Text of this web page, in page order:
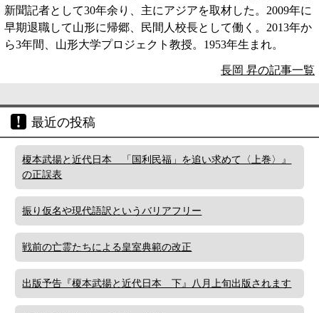
新聞記者として30年余り、主にアジアを取材した。2009年に
早期退職して山形に帰郷、民間人校長として働く。2013年か
ら3年間、山形大学プロジェクト教授。1953年生まれ。
長岡 昇の記事一覧
最近の投稿
榎本武揚と近代日本 「国利民福」を追い求めて〈上巻〉』
の正誤表
振り仮名や現代語訳というバリアフリー
戦前の亡霊たちによる皇室典範の改正
出版予告『榎本武揚と近代日本 下』八月上旬出版されます